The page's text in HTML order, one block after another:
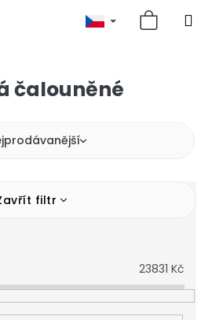
čalouněné
filtr
23831 Kč